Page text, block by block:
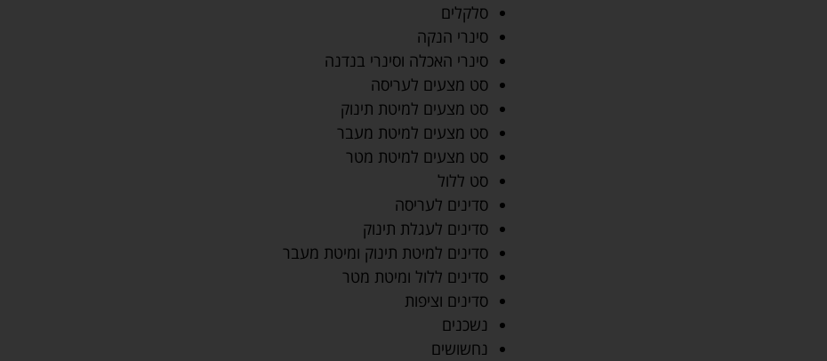
סלקלים
סינרי הנקה
סינרי האכלה וסינרי בנדנה
סט מצעים לעריסה
סט מצעים למיטת תינוק
סט מצעים למיטת מעבר
סט מצעים למיטת מטר
סט ללול
סדינים לעריסה
סדינים לעגלת תינוק
סדינים למיטת תינוק ומיטת מעבר
סדינים ללול ומיטת מטר
סדינים וציפות
נשכנים
נחשושים